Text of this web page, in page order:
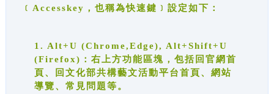
﹝Accesskey，也稱為快速鍵﹞設定如下：
1. Alt+U (Chrome,Edge), Alt+Shift+U
(Firefox)：右上方功能區塊，包括回官網首
頁、回文化部共構藝文活動平台首頁、網站
導覽、常見問題等。